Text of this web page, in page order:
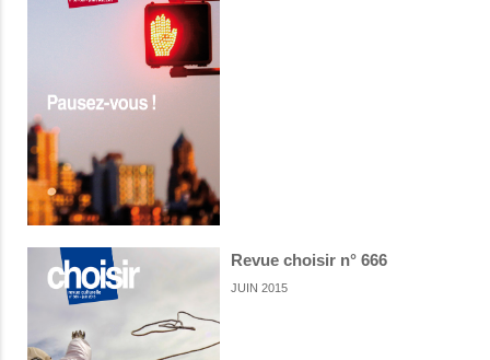
Revue choisir n° 666
JUIN 2015